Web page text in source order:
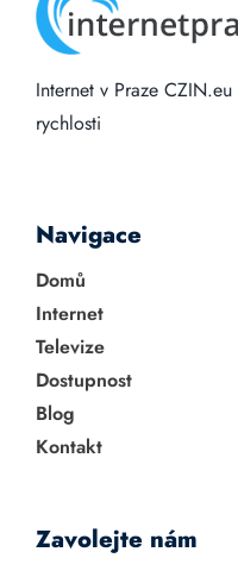
Internet v Praze CZIN.eu
rychlosti
Navigace
Domů
Internet
Televize
Dostupnost
Blog
Kontakt
Zavolejte nám